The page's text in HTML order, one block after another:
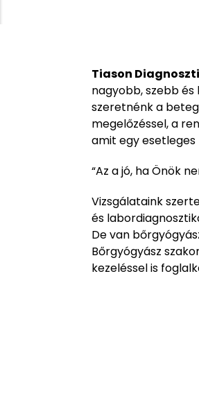
Tiason
nagyobb, szebb
szeretnénk a
megelőzéssel, a
amit egy
“Az a jó, ha Önök
Vizsgálataink
és
De van
Bőrgyógyász
kezeléssel is